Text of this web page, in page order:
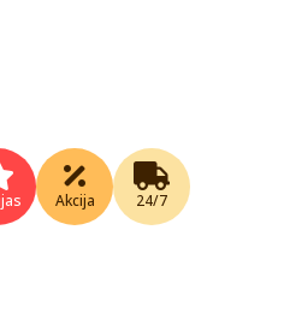
Akcija 24/7